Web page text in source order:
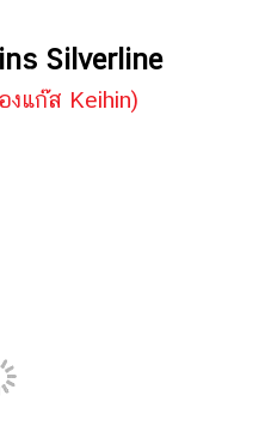
Silverline
งแก๊ส Keihin)